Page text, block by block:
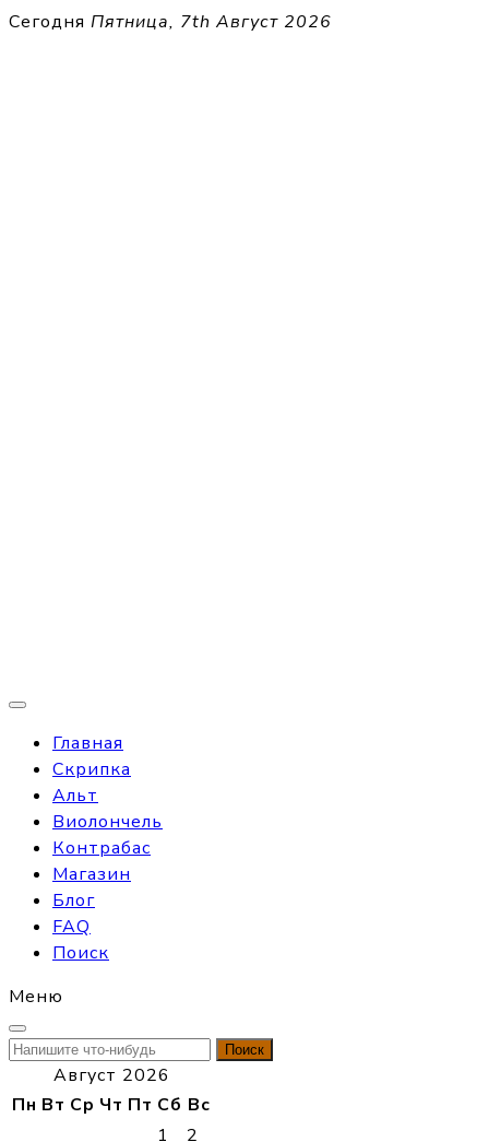
Перейти
Сегодня Пятница, 7th Август 2026
Главная
Скрипка
Альт
Виолончель
Контрабас
Магазин
Блог
FAQ
Поиск
Меню
Найти:
Август 2026
Пн Вт Ср Чт Пт Сб Вс
1
2